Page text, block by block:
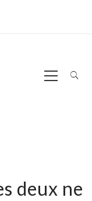
Primary
Menu
deux ne